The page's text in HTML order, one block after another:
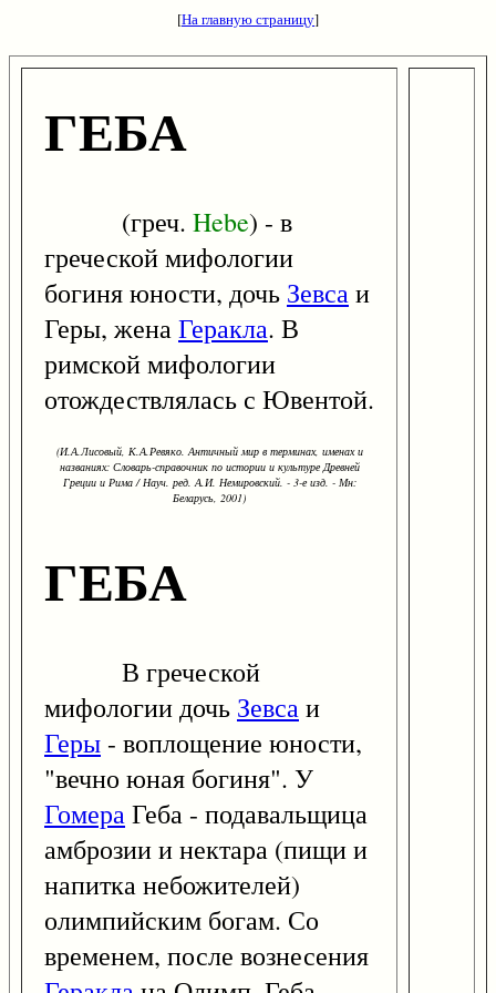
[На главную страницу]
ГЕБА
(греч. Hebe) - в
греческой мифологии
богиня юности, дочь Зевсаи
Геры, женаГеракла. В
римской мифологии
отождествлялась с Ювентой.
(И.А.Лисовый, К.А.Ревяко. Античный мир в терминах, именах и
названиях: Словарь-справочник по истории и культуре Древней
Греции и Рима / Науч. ред. А.И. Немировский. - 3-е изд. - Мн:
Беларусь, 2001)
ГЕБА
В греческой
мифологии дочь Зевсаи
Геры - воплощение юности,
"вечно юная богиня". У
ГомераГеба - подавальщица
амброзии и нектара (пищи и
напитка небожителей)
олимпийским богам. Со
временем, после вознесения